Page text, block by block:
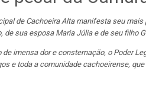
de Cachoeira Alta manifesta seu
de sua esposa Maria Júlia e de seu filho
de imensa dor e consternação, o Poder
e toda a comunidade cachoeirense,